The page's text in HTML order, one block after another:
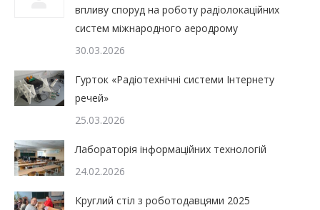
впливу споруд на роботу радіолокаційних
систем міжнародного аеродрому
30.03.2026
Гурток «Радіотехнічні системи Інтернету
речей»
25.03.2026
Лабораторія інформаційних технологій
24.02.2026
Круглий стіл з роботодавцями 2025